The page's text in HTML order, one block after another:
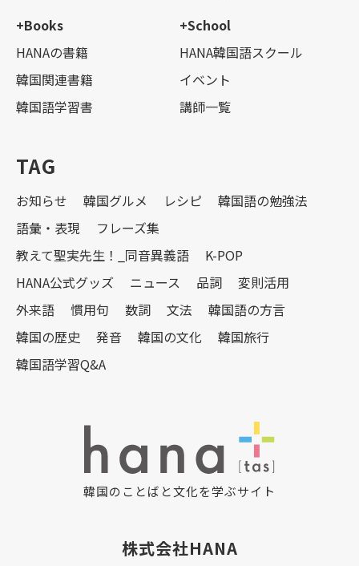
+Books
HANAの書籍
韓国関連書籍
韓国語学習書
+School
HANA韓国語スクール
イベント
講師一覧
TAG
お知らせ 韓国グルメ レシピ
韓国語の勉強法
語彙・表現
フレーズ集
教えて聖実先生！_同音異義語
K-POP
HANA公式グッズ
ニュース 品詞
変則活用
外来語
慣用句 数詞 文法
韓国語の方言
韓国の歴史
発音 韓国の文化
韓国旅行
韓国語学習Q&A
韓国のことばと文化を学ぶサイト
株式会社HANA